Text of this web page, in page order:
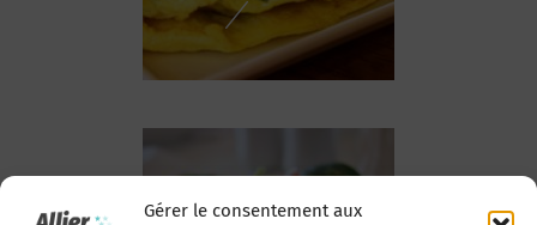
Gérer le consentement aux